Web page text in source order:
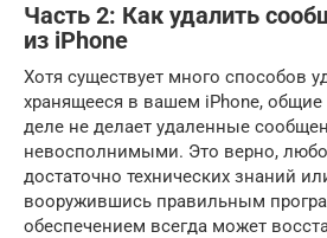
Часть 2: Как удалить
из iPhone
Хотя существует много способов
хранящееся в вашем iPhone,
деле не делает удаленные
невосполнимыми. Это верно,
достаточно технических знаний
вооружившись правильным
обеспечением всегда может